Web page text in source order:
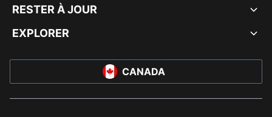
RESTER À JOUR
EXPLORER
CANADA